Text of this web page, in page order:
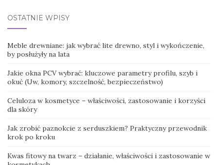
OSTATNIE WPISY
Meble drewniane: jak wybrać lite drewno, styl i wykończenie,
by posłużyły na lata
Jakie okna PCV wybrać: kluczowe parametry profilu, szyb i
okuć (Uw, komory, szczelność, bezpieczeństwo)
Celuloza w kosmetyce – właściwości, zastosowanie i korzyści
dla skóry
Jak zrobić paznokcie z serduszkiem? Praktyczny przewodnik
krok po kroku
Kwas fitowy na twarz – działanie, właściwości i zastosowanie w